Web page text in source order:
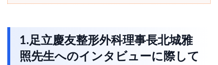
1.足立慶友整形外科理事長北城雅
照先生へのインタビューに際して